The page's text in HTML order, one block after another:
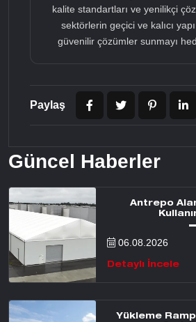
kalite standartları ve yenilikçi
sektörlerin geçici ve kalıcı
güvenilir çözümler sunmayı
Paylaş
Güncel Haberler
Antrepo
06.08.2026
Detaylı İncele
Yükleme